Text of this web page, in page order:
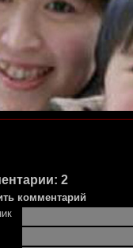
2
комментарий